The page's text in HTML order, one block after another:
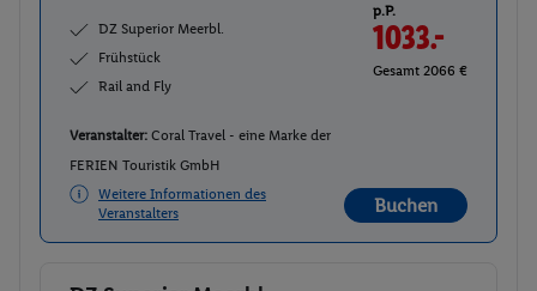
DZ Superior Meerbl.
Frühstück
Rail and Fly
p.P.
1033.-
Gesamt 2066 €
Veranstalter: Coral Travel - eine Marke der
FERIEN Touristik GmbH
Weitere Informationen des
Veranstalters
Buchen